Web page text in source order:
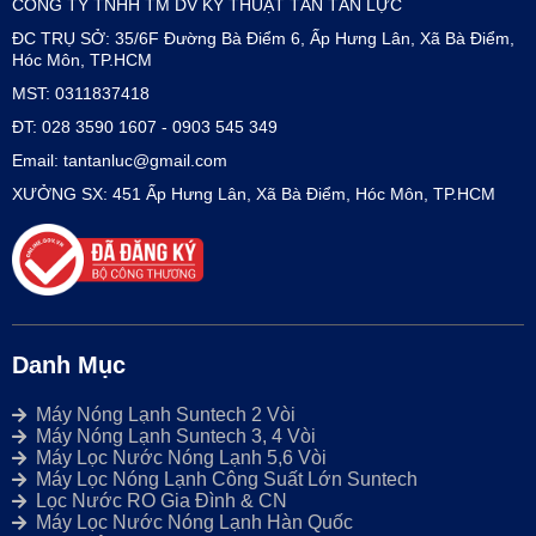
CÔNG TY TNHH TM DV KỸ THUẬT TÂN TẤN LỰC
ĐC TRỤ SỞ: 35/6F Đường Bà Điểm 6, Ấp Hưng Lân, Xã Bà Điểm,
Hóc Môn, TP.HCM
MST: 0311837418
ĐT: 028 3590 1607 - 0903 545 349
Email: tantanluc@gmail.com
XƯỞNG SX: 451 Ấp Hưng Lân, Xã Bà Điểm, Hóc Môn, TP.HCM
Danh Mục
Máy Nóng Lạnh Suntech 2 Vòi
Máy Nóng Lạnh Suntech 3, 4 Vòi
Máy Lọc Nước Nóng Lạnh 5,6 Vòi
Máy Lọc Nóng Lạnh Công Suất Lớn Suntech
Lọc Nước RO Gia Đình & CN
Máy Lọc Nước Nóng Lạnh Hàn Quốc